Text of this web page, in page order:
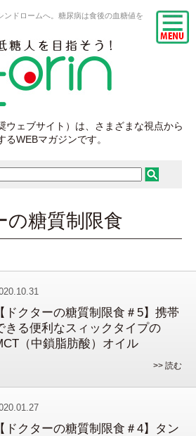
ンドロームへ。糖尿病は食後の血糖値を
ウェブサイト）は、さまざまな視点から
WEBマガジンです。
の糖質制限食
【ドクターの糖質制限食＃5】携帯
きる便利なスィックタイプの
（中鎖脂肪酸）オイル
>> 読む
【ドクターの糖質制限食＃4】タン